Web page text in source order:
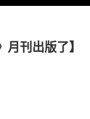
月刊出版了】